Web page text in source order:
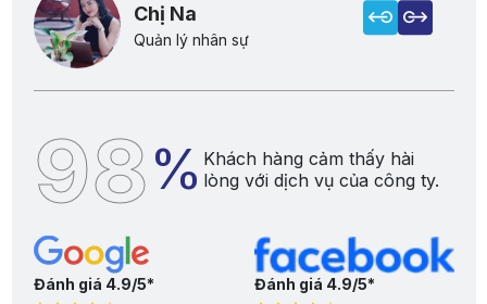
Chị Na
Quản lý nhân sự
98% Khách hàng cảm thấy hài
lòng với dịch vụ của công ty.
Đánh giá 4.9/5* Đánh giá 4.9/5*